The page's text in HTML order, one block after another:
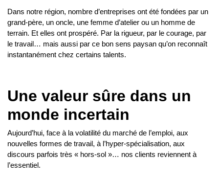
Dans notre région, nombre d’entreprises ont été fondées par un
grand-père, un oncle, une femme d’atelier ou un homme de
terrain. Et elles ont prospéré. Par la rigueur, par le courage, par
le travail… mais aussi par ce bon sens paysan qu’on reconnaît
instantanément chez certains talents.
Une valeur sûre dans un
monde incertain
Aujourd’hui, face à la volatilité du marché de l’emploi, aux
nouvelles formes de travail, à l’hyper-spécialisation, aux
discours parfois très « hors-sol »… nos clients reviennent à
l’essentiel.